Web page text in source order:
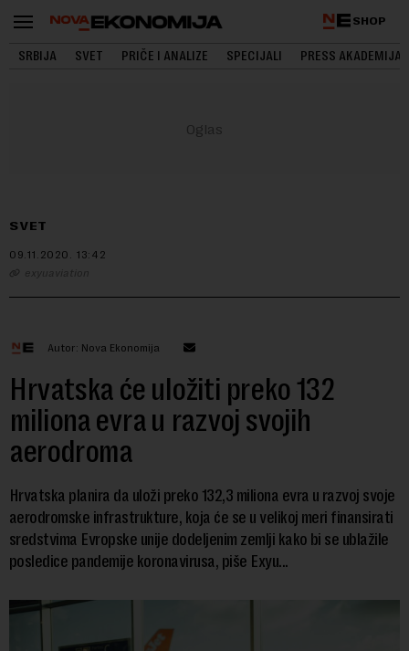
SHOP
SRBIJA SVET PRIČE I ANALIZE SPECIJALI PRESS AKADEMIJA
SVET
09.11.2020. 13:42
exyuaviation
Autor: Nova Ekonomija
Hrvatska će uložiti preko 132
miliona evra u razvoj svojih
aerodroma
Hrvatska planira da uloži preko 132,3 miliona evra u razvoj svoje
aerodromske infrastrukture, koja će se u velikoj meri finansirati
sredstvima Evropske unije dodeljenim zemlji kako bi se ublažile
posledice pandemije koronavirusa, piše Exyu...